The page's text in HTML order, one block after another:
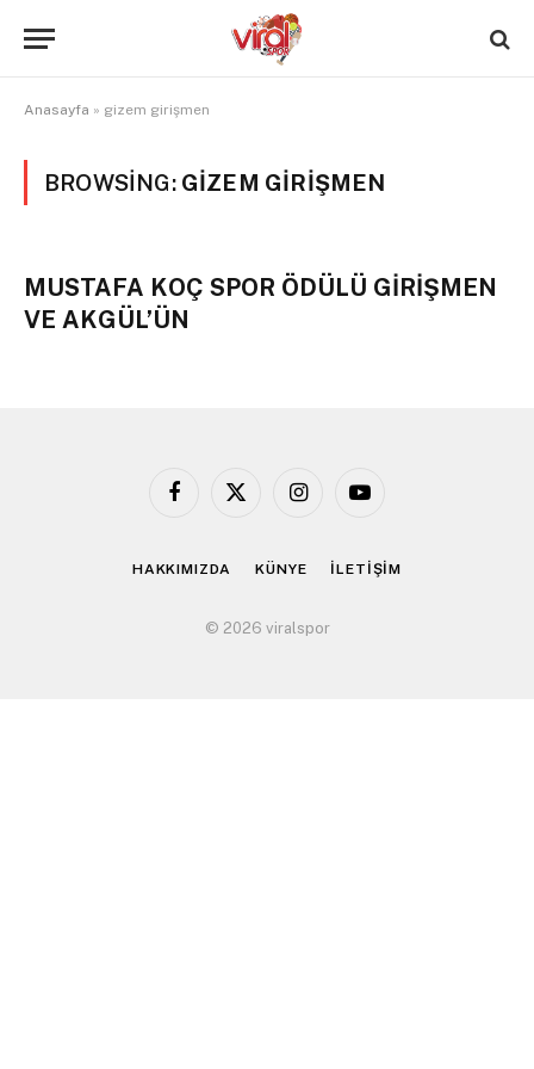
Anasayfa » gizem girişmen
BROWSING: GIZEM GIRIŞMEN
MUSTAFA KOÇ SPOR ÖDÜLÜ GİRİŞMEN
VE AKGÜL’ÜN
Facebook
X
InstagramYouTube
HAKKIMIZDA KÜNYE İLETİŞİM
© 2026 viralspor